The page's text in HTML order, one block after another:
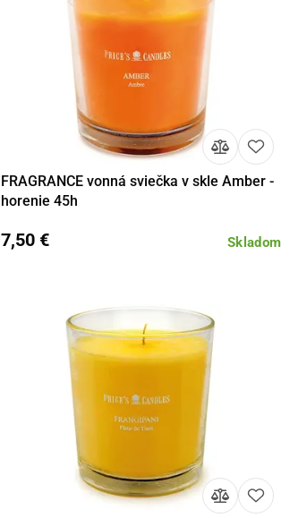
Detail Do košíka
FRAGRANCE vonná sviečka v skle Amber -
horenie 45h
Skladom
7,50 €